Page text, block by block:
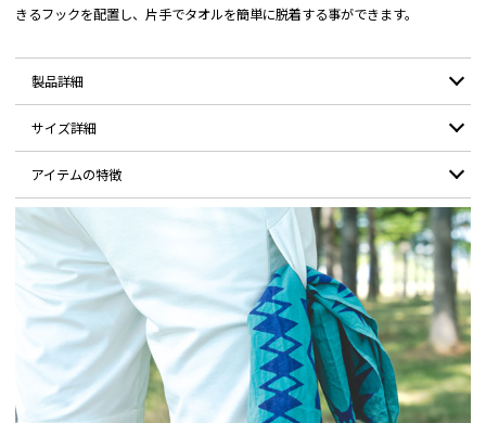
きるフックを配置し、片手でタオルを簡単に脱着する事ができます。
製品詳細
モデル：
サイズ詳細
ウエスト 82 86 90
股上 20.5 21 21.5
ヒップ 94 98 102 106
裾口 47.5 49 50.5 52
股下 19.5 20.5 21.5 22.5
アイテムの特徴
右サイドには伸縮性のあるタオルフック。
通気性を向上させる、レーザーで穴あけされた両サイドのドットホール。
ラウンド中のパター時にグローブをホールドできる、取り外し可能なワッ
ペン仕様の面ファスナーを配置。
ヒップにはアクセスしやすいバックポケット。
背面のベルトループにはボールホルダー等を取り付けられるDリング。